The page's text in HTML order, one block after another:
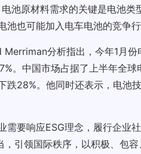
池原材料需求的关键是电池
池也可能加入电车电池的竞争
分析指出，今年1月
。中国市场占据了上半年全
跌28%。他同时还表示，电池
需要响应ESG理念，履行企业
，引领国际秩序，以积极、包